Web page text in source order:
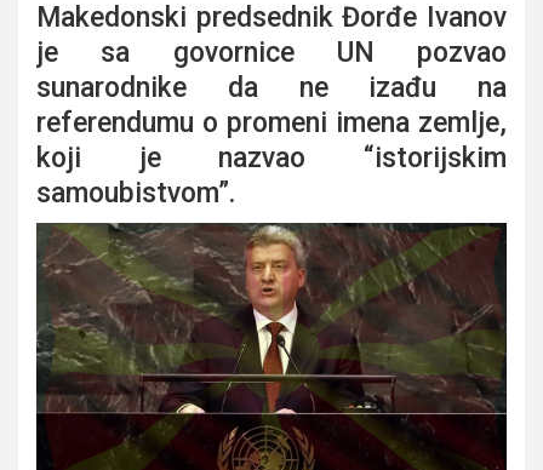
Makedonski predsednik Đorđe Ivanov
je sa govornice UN pozvao
sunarodnike da ne izađu na
referendumu o promeni imena zemlje,
koji je nazvao “istorijskim
samoubistvom”.